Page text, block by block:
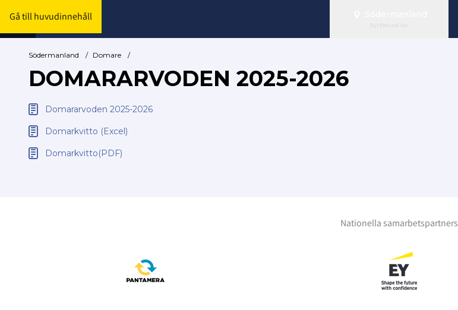
Gå till huvudinnehåll
Byt förbund här
Södermanland / Domare /
DOMARARVODEN 2025-2026
Domararvoden 2025-2026
Domarkvitto (Excel)
Domarkvitto(PDF)
Nationella samarbetspartners